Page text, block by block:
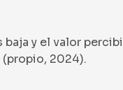
y el valor
2024).